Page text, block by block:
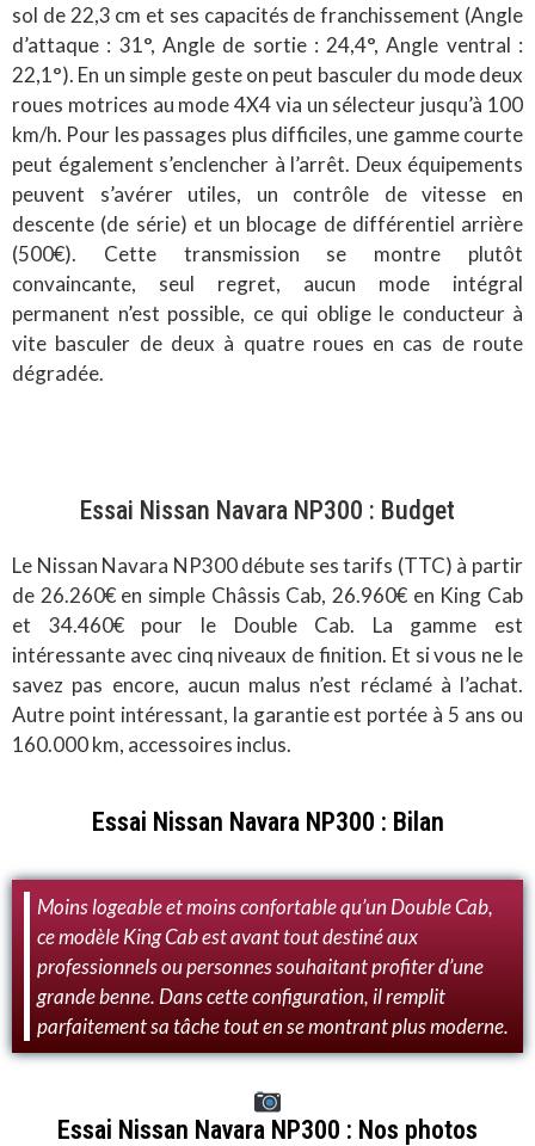
sol de 22,3 cm et ses capacités de franchissement (Angle
d’attaque : 31°, Angle de sortie : 24,4°, Angle ventral :
22,1°). En un simple geste on peut basculer du mode deux
roues motrices au mode 4X4 via un sélecteur jusqu’à 100
km/h. Pour les passages plus difficiles, une gamme courte
peut également s’enclencher à l’arrêt. Deux équipements
peuvent s’avérer utiles, un contrôle de vitesse en
descente (de série) et un blocage de différentiel arrière
(500€). Cette transmission se montre plutôt
convaincante, seul regret, aucun mode intégral
permanent n’est possible, ce qui oblige le conducteur à
vite basculer de deux à quatre roues en cas de route
dégradée.
Essai Nissan Navara NP300 : Budget
Le Nissan Navara NP300 débute ses tarifs (TTC) à partir
de 26.260€ en simple Châssis Cab, 26.960€ en King Cab
et 34.460€ pour le Double Cab. La gamme est
intéressante avec cinq niveaux de finition. Et si vous ne le
savez pas encore, aucun malus n’est réclamé à l’achat.
Autre point intéressant, la garantie est portée à 5 ans ou
160.000 km, accessoires inclus.
Essai Nissan Navara NP300 : Bilan
Moins logeable et moins confortable qu’un Double Cab,
ce modèle King Cab est avant tout destiné aux
professionnels ou personnes souhaitant profiter d’une
grande benne. Dans cette configuration, il remplit
parfaitement sa tâche tout en se montrant plus moderne.
Essai Nissan Navara NP300 : Nos photos